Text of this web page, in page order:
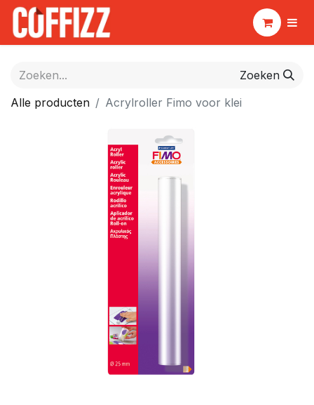
Zoeken
Alle producten
Acrylroller Fimo voor klei